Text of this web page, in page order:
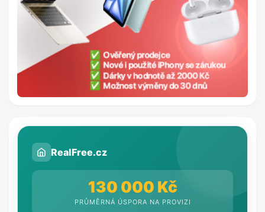
RealFree.cz
130 000 Kč
PRŮMĚRNÁ ÚSPORA NA PROVIZI